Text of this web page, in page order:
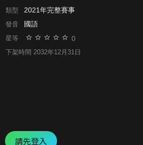
類型 2021年完整賽事
發音 國語
星等 0
下架時間 2032年12月31日
請先登入